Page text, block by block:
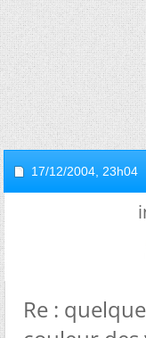
17/12/2004, 23h04
Re :